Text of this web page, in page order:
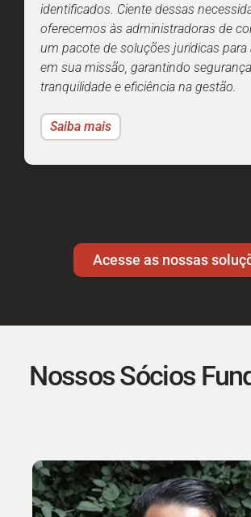
identificados. Ciente dessas
oferecemos às administradoras de
um pacote de soluções jurídicas para
em sua missão, garantindo
tranquilidade e eficiência na gestão.
Saiba mais
Acesse as nossas
Nossos Sócios